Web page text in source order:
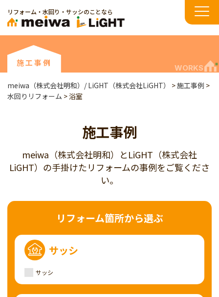
リフォーム・水回り・サッシのことなら
施工事例
WORKS
meiwa（株式会社明和）/ LiGHT（株式会社LiGHT） >施工事例 >
水回りリフォーム >浴室
施工事例
meiwa（株式会社明和）とLiGHT（株式会社
LiGHT）の手掛けたリフォームの事例をご覧くださ
い。
リフォーム箇所から選ぶ
サッシ
サッシ